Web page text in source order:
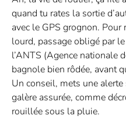
quand tu rates la sortie
avec le GPS grognon.
lourd, passage obligé par
l’ANTS (Agence nationale
bagnole bien rôdée, avant
Un conseil, mets une
galère assurée, comme
rouillée sous la pluie.